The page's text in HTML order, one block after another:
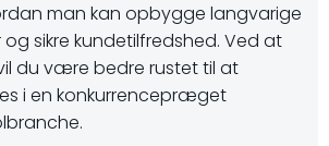
man kan opbygge langvarige
sikre kundetilfredshed. Ved at
du være bedre rustet til at
i en konkurrencepræget